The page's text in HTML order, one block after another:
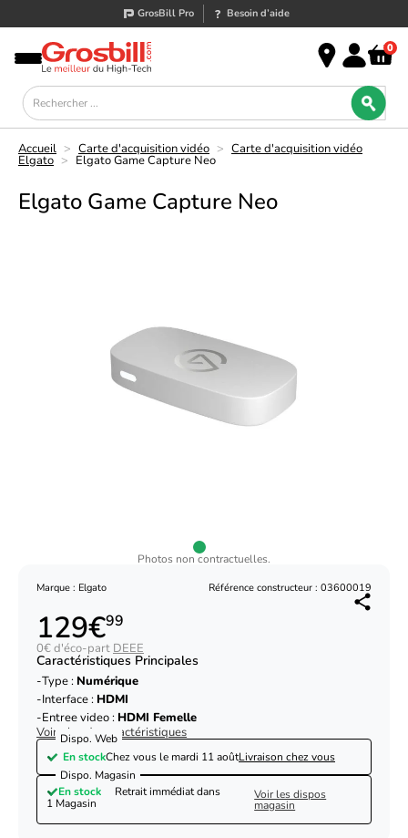
GrosBill Pro Besoin d’aide
0
Accueil > Carte d'acquisition vidéo > Carte d'acquisition vidéo
Elgato > Elgato Game Capture Neo
Elgato Game Capture Neo
Photos non contractuelles.
Marque : Elgato Référence constructeur : 03600019
129€99
0€ d'éco-part DEEE
Caractéristiques Principales
Type : Numérique
Interface : HDMI
Entree video : HDMI Femelle
Voir plus de caractéristiques
Dispo. Web
En stockChez vous le mardi 11 aoûtLivraison chez vous
Dispo. Magasin
En stock
Retrait immédiat dans
1 Magasin
Voir les dispos
magasin